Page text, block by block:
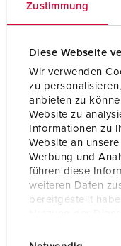
Zustimmung
Diese Webseite
Wir verwenden
zu
anbieten zu
Website zu
Informationen zu
Website an
Werbung und
führen diese
weiteren Daten
bereitgestellt